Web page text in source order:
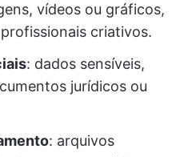
vídeos ou gráficos,
criativos.
: dados sensíveis,
jurídicos ou
: arquivos